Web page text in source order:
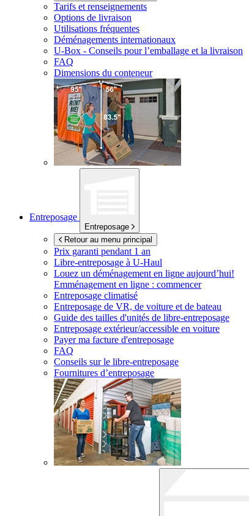
Tarifs et renseignements
Options de livraison
Utilisations fréquentes
Déménagements internationaux
U-Box - Conseils pour l’emballage et la livraison
FAQ
Dimensions du conteneur
Entreposage
Entreposage
Retour au menu principal
Prix garanti pendant 1 an
Libre-entreposage à U-Haul
Louez un déménagement en ligne aujourd’hui!
Emménagement en ligne : commencer
Entreposage climatisé
Entreposage de VR, de voiture et de bateau
Guide des tailles d'unités de libre-entreposage
Entreposage extérieur/accessible en voiture
Payer ma facture d'entreposage
FAQ
Conseils sur le libre-entreposage
Fournitures d’entreposage